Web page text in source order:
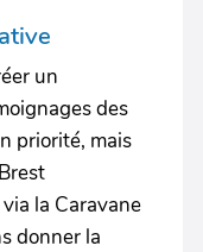
un
des
priorité, mais
la Caravane
donner la